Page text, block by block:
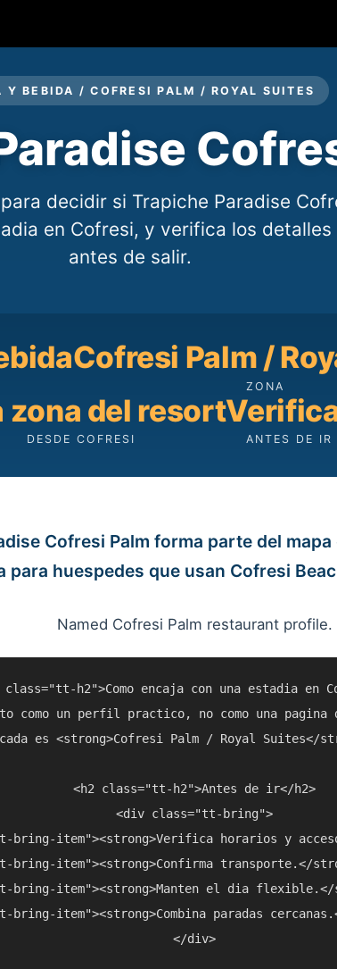
Y BEBIDA / COFRESI PALM / ROYAL SUITES
decidir si Trapiche Paradise
en Cofresi, y verifica los detalles
antes de salir.
Cofresi Palm /
ZONA
zona del resort
DESDE COFRESI ANTES DE IR
Cofresi Palm forma parte del
para huespedes que usan Cofresi
Named Cofresi Palm restaurant profile.
class="tt-h2">Como encaja con una estadia en
como un perfil practico, no como una
es <strong>Cofresi Palm / Royal
<h2 class="tt-h2">Antes de ir</h2>
<div class="tt-bring">
bring-item"><strong>Verifica horarios y
bring-item"><strong>Confirma transporte.</
bring-item"><strong>Manten el dia
bring-item"><strong>Combina paradas
</div>